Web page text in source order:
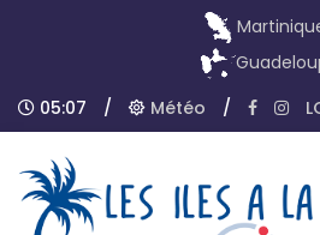
05:07
/ Météo /